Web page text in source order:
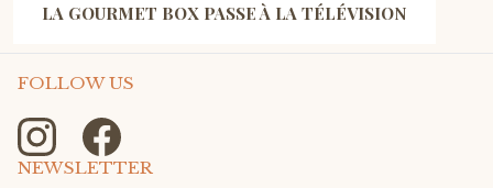
LA GOURMET BOX PASSE À LA TÉLÉVISION
FOLLOW US
NEWSLETTER